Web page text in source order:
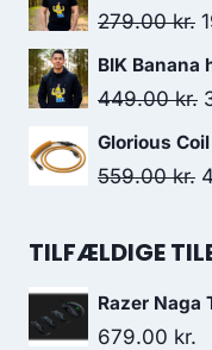
279.00kr.
BIK Banana
449.00kr.
Glorious
559.00kr.
TILFÆLDIGE
Razer Naga
679.00 kr.